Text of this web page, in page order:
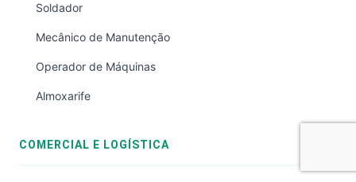
Soldador
Mecânico de Manutenção
Operador de Máquinas
Almoxarife
COMERCIAL E LOGÍSTICA